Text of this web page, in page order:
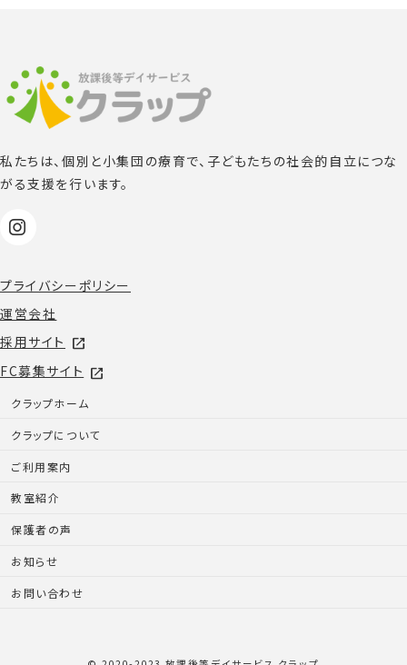
私たちは、個別と小集団の療育で、子どもたちの社会的自立につな
がる支援を行います。
プライバシーポリシー
運営会社
採用サイト open_in_new
FC募集サイト open_in_new
クラップホーム
クラップについて
ご利用案内
教室紹介
保護者の声
お知らせ
お問い合わせ